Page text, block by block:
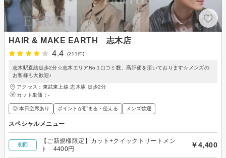
HAIR & MAKE EARTH 志木店
4.4
(251件)
志木駅直結徒歩2分☆志木エリアNo.1口コミ数、高評価を頂いております☆メンズの
お客様も大歓迎♪
アクセス：東武東上線 志木駅 徒歩2分
カット単価： -
◎ 本日空席あり ポイントが貯まる・使える メンズ歓迎
スペシャルメニュー
初回
【ご新規様限定】カット+クイックトリートメン
ト 4400円
￥4,400